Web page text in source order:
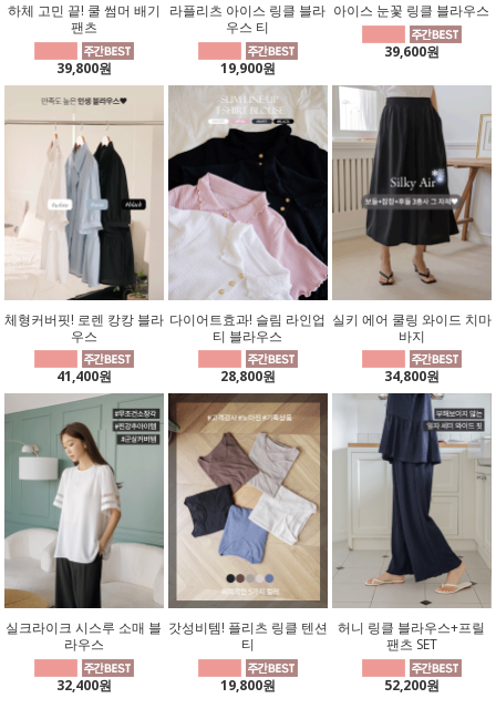
하체 고민 끝! 쿨 썸머 배기
팬츠
39,800원
라플리츠 아이스 링클 블라
우스 티
19,900원
아이스 눈꽃 링클 블라우스
39,600원
체형커버핏! 로렌 캉캉 블라
우스
41,400원
다이어트효과! 슬림 라인업
티 블라우스
28,800원
실키 에어 쿨링 와이드 치마
바지
34,800원
실크라이크 시스루 소매 블
라우스
32,400원
갓성비템! 플리츠 링클 텐션
티
19,800원
허니 링클 블라우스+프릴
팬츠 SET
52,200원